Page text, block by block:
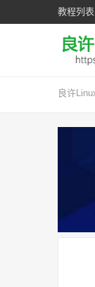
教程列表
良许